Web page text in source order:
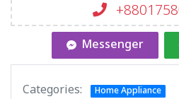
Messenger
Categories: Home Appliance